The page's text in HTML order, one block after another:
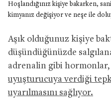
Hoşlandığınız kişiye bakarken,
kimyanız değişiyor ve neşe ile
Aşık olduğunuz kişiye
düşündüğünüzde
adrenalin gibi hormonlar,
uyuşturucuya verdiği
uyarılmasını sağlıyor.